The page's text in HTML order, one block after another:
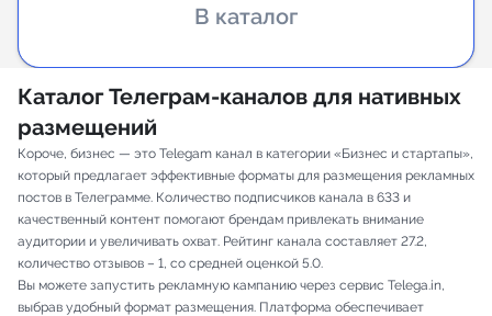
В каталог
Каталог Телеграм-каналов для нативных
размещений
Короче, бизнес — это Telegam канал в категории «Бизнес и стартапы»,
который предлагает эффективные форматы для размещения рекламных
постов в Телеграмме. Количество подписчиков канала в 633 и
качественный контент помогают брендам привлекать внимание
аудитории и увеличивать охват. Рейтинг канала составляет 27.2,
количество отзывов – 1, со средней оценкой 5.0.
Вы можете запустить рекламную кампанию через сервис Telega.in,
выбрав удобный формат размещения. Платформа обеспечивает